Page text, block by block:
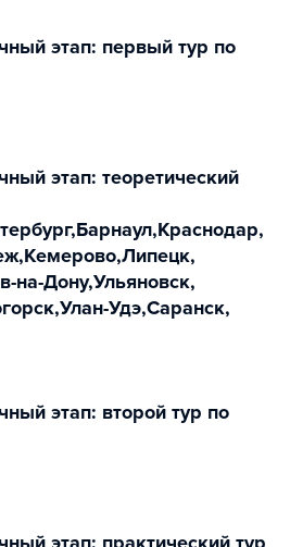
,Барнаул,Краснодар,
,Кемерово,Липецк,
на-Дону,Ульяновск,
,Улан-Удэ,Саранск,